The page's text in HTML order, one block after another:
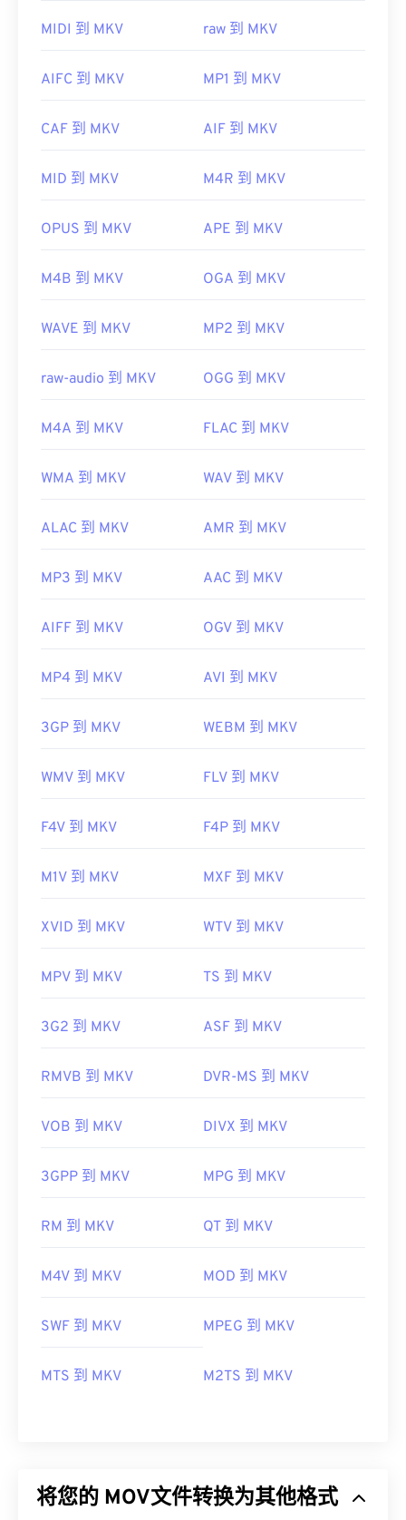
戏相关。Apple 并未开发这些技术，因此它们无法在
开发者： Apple Inc.
https://en.wikipedia.org/wiki/QuickTime_File_Format
CH203-BBCGDDDF
可能不支持它。
味着文件可能非常大。因此，打开 MKV 文件的另一
合社区编解码器包 (CCCP)
。
开发者： Matroska
有用的链接：
MIDI 到 MKV raw 到 MKV
AIFC 到 MKV MP1 到 MKV
CAF 到 MKV AIF 到 MKV
MID 到 MKV M4R 到 MKV
OPUS 到 MKV APE 到 MKV
M4B 到 MKV OGA 到 MKV
WAVE 到 MKV MP2 到 MKV
raw-audio 到 MKV OGG 到 MKV
M4A 到 MKV FLAC 到 MKV
WMA 到 MKV WAV 到 MKV
ALAC 到 MKV AMR 到 MKV
MP3 到 MKV AAC 到 MKV
AIFF 到 MKV OGV 到 MKV
MP4 到 MKV AVI 到 MKV
3GP 到 MKV WEBM 到 MKV
WMV 到 MKV FLV 到 MKV
F4V 到 MKV F4P 到 MKV
M1V 到 MKV MXF 到 MKV
XVID 到 MKV WTV 到 MKV
MPV 到 MKV TS 到 MKV
3G2 到 MKV ASF 到 MKV
RMVB 到 MKV DVR-MS 到 MKV
VOB 到 MKV DIVX 到 MKV
3GPP 到 MKV MPG 到 MKV
RM 到 MKV QT 到 MKV
M4V 到 MKV MOD 到 MKV
SWF 到 MKV MPEG 到 MKV
MTS 到 MKV M2TS 到 MKV
将您的 MOV文件转换为其他格式